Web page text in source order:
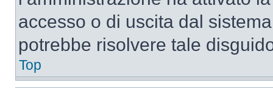
accesso o di uscita dal
potrebbe risolvere tale
Top